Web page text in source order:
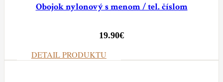
Obojok nylonový s menom / tel. číslom
19.90€
DETAIL PRODUKTU